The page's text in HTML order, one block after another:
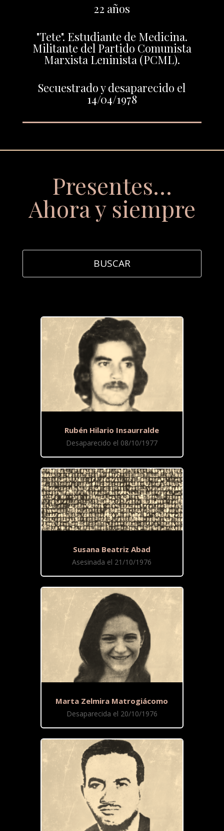
22 años
"Tete". Estudiante de Medicina.
Militante del Partido Comunista
Marxista Leninista (PCML).
Secuestrado y desaparecido el
14/04/1978
Presentes…
Ahora y siempre
Rubén Hilario Insaurralde
Desaparecido el 08/10/1977
Susana Beatriz Abad
Asesinada el 21/10/1976
Marta Zelmira Matrogiácomo
Desaparecida el 20/10/1976